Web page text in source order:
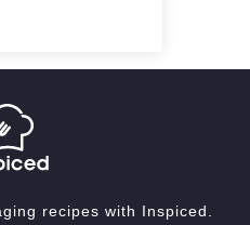
recipes with Inspiced.